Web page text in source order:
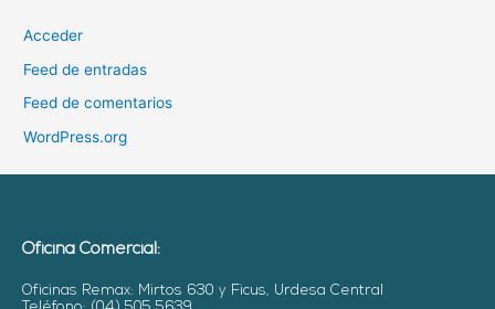
Acceder
Feed de entradas
Feed de comentarios
WordPress.org
Oficina Comercial:
Oficinas Remax: Mirtos 630 y Ficus, Urdesa Central